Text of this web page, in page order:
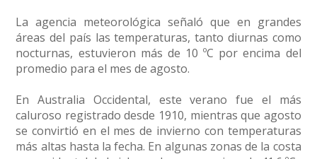
La agencia meteorológica señaló que en grandes
áreas del país las temperaturas, tanto diurnas como
nocturnas, estuvieron más de 10 ºC por encima del
promedio para el mes de agosto.
En Australia Occidental, este verano fue el más
caluroso registrado desde 1910, mientras que agosto
se convirtió en el mes de invierno con temperaturas
más altas hasta la fecha. En algunas zonas de la costa